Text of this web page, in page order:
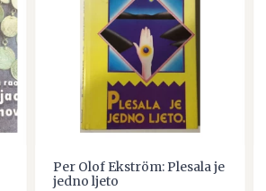
Per Olof Ekström: Plesala je
jedno ljeto